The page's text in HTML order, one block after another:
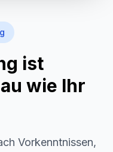
ist
wie Ihr
Vorkenntnissen,